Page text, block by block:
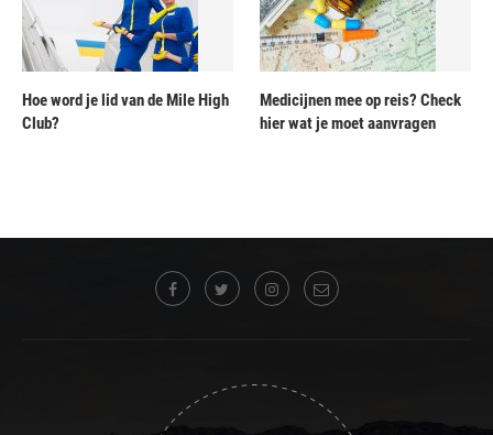
Hoe word je lid van de Mile High
Club?
Medicijnen mee op reis? Check
hier wat je moet aanvragen